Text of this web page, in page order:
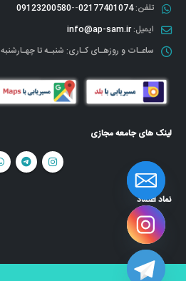
تلفن:02177401074
--
09123200580
ایمیل:info@ap-sam.ir
ساعـات و روزهـای کـاری: شنبـه تا چهـارشنبه 8 الی 17 / پنجشنبه تعطیل
لینک های جامعه مجازی
نماد اعتماد